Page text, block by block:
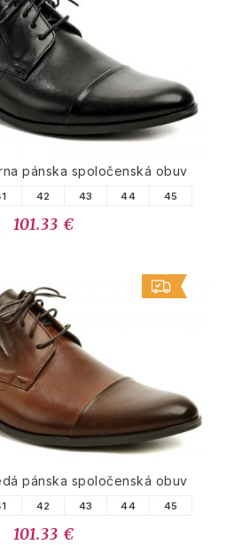
pánska spoločenská obuv
42 43 44 45
101.33 €
pánska spoločenská obuv
42 43 44 45
101.33 €